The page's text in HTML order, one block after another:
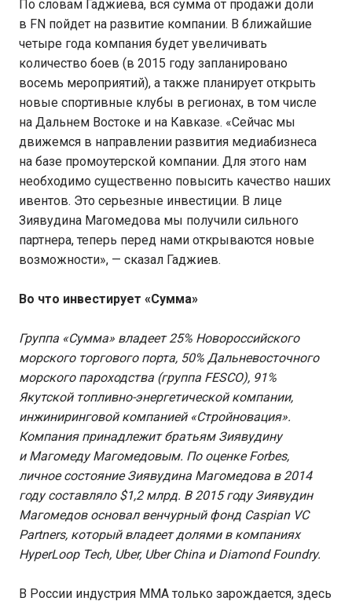
По словам Гаджиева, вся сумма от продажи доли
в FN пойдет на развитие компании. В ближайшие
четыре года компания будет увеличивать
количество боев (в 2015 году запланировано
восемь мероприятий), а также планирует открыть
новые спортивные клубы в регионах, в том числе
на Дальнем Востоке и на Кавказе. «Сейчас мы
движемся в направлении развития медиабизнеса
на базе промоутерской компании. Для этого нам
необходимо существенно повысить качество наших
ивентов. Это серьезные инвестиции. В лице
Зиявудина Магомедова мы получили сильного
партнера, теперь перед нами открываются новые
возможности», — сказал Гаджиев.
Во что инвестирует «Сумма»
Группа «Сумма» владеет 25% Новороссийского
морского торгового порта, 50% Дальневосточного
морского пароходства (группа FESCO), 91%
Якутской топливно-энергетической компании,
инжиниринговой компанией «Стройновация».
Компания принадлежит братьям Зиявудину
и Магомеду Магомедовым. По оценке Forbes,
личное состояние Зиявудина Магомедова в 2014
году составляло $1,2 млрд. В 2015 году Зиявудин
Магомедов основал венчурный фонд Caspian VC
Partners, который владеет долями в компаниях
HyperLoop Tech, Uber, Uber China и Diamond Foundry.
В России индустрия ММА только зарождается, здесь